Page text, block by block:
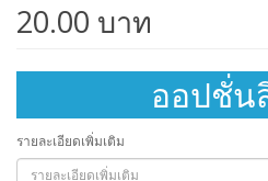
20.00 บาท
ออปชั่น
รายละเอียดเพิ่มเติม